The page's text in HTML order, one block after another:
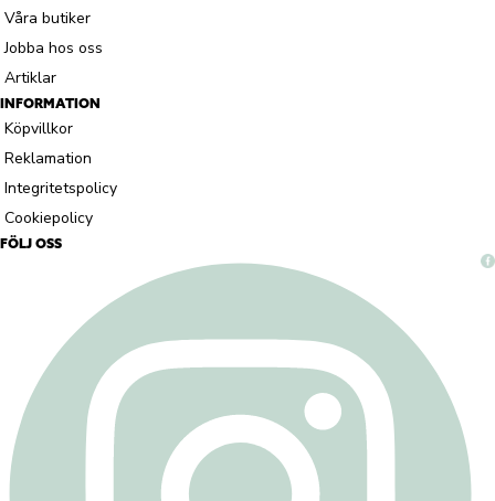
Våra butiker
Jobba hos oss
Artiklar
INFORMATION
Köpvillkor
Reklamation
Integritetspolicy
Cookiepolicy
FÖLJ OSS